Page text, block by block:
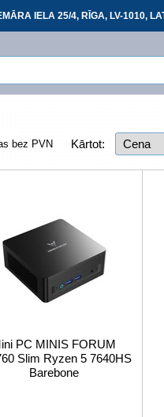
IELA 25/4, RĪGA, LV-1010,
bez PVN Kārtot:
PC MINIS FORUM
Slim Ryzen 5 7640HS
Barebone